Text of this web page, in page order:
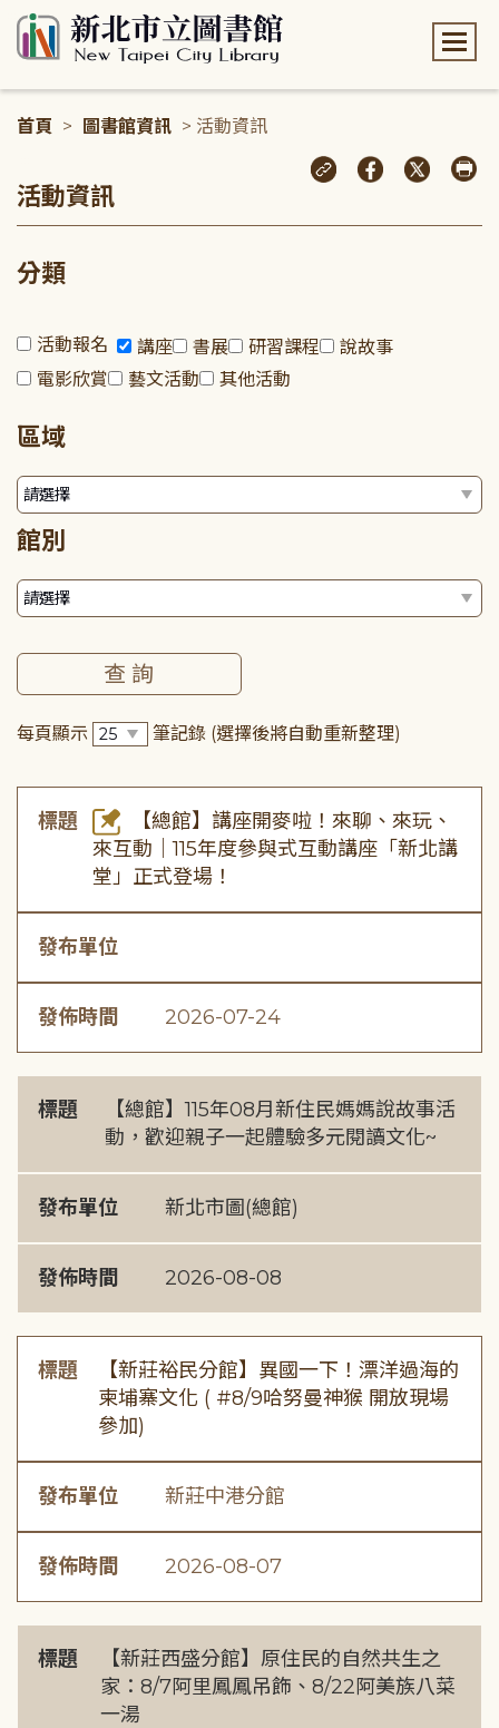
首頁 > 圖書館資訊 > 活動資訊
活動資訊
分類
活動報名 講座 書展 研習課程
說故事
電影欣賞
藝文活動 其他活動
區域
館別
每頁顯示 筆記錄 (選擇後將自動重新整理)
標題
【總館】講座開麥啦！來聊、來玩、
來互動｜115年度參與式互動講座「新北講
堂」正式登場！
發布單位
發佈時間 2026-07-24
標題
【總館】115年08月新住民媽媽說故事活
動，歡迎親子一起體驗多元閱讀文化~
發布單位 新北市圖(總館)
發佈時間 2026-08-08
標題
【新莊裕民分館】異國一下！漂洋過海的
柬埔寨文化 ( #8/9哈努曼神猴 開放現場
參加)
發布單位 新莊中港分館
發佈時間 2026-08-07
標題
【新莊西盛分館】原住民的自然共生之
家：8/7阿里鳳鳳吊飾、8/22阿美族八菜
一湯